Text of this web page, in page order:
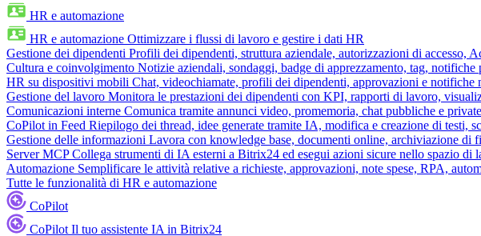
HR e automazione
HR e automazione Ottimizzare i flussi di lavoro e gestire i dati HR
Gestione dei dipendenti Profili dei dipendenti, struttura aziendale, autorizzazioni di accesso,
Cultura e coinvolgimento Notizie aziendali, sondaggi, badge di apprezzamento, tag, notifiche
HR su dispositivi mobili Chat, videochiamate, profili dei dipendenti, approvazioni e notifiche
Gestione del lavoro Monitora le prestazioni dei dipendenti con KPI, rapporti di lavoro,
Comunicazioni interne Comunica tramite annunci video, promemoria, chat pubbliche e private
CoPilot in Feed Riepilogo dei thread, idee generate tramite IA, modifica e creazione di testi,
Gestione delle informazioni Lavora con knowledge base, documenti online, archiviazione di
Server MCP Collega strumenti di IA esterni a Bitrix24 ed esegui azioni sicure nello spazio di
Automazione Semplificare le attività relative a richieste, approvazioni, note spese, RPA,
Tutte le funzionalità di HR e automazione
CoPilot
CoPilot Il tuo assistente IA in Bitrix24